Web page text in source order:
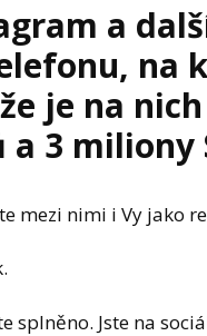
a
na
je na
a 3 miliony
mezi nimi i Vy jako
splněno. Jste na